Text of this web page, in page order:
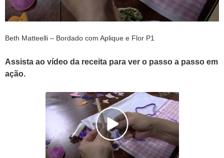
Beth Matteelli – Bordado com Aplique e Flor P1
Assista ao vídeo da receita para ver o passo a passo em
ação.